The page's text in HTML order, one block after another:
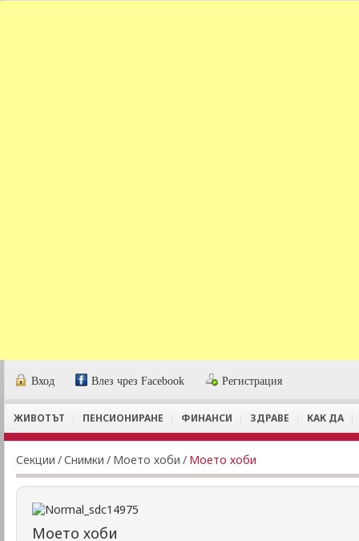
Вход Влез чрез Facebook Регистрация
ЖИВОТЪТ ПЕНСИОНИРАНЕ ФИНАНСИ ЗДРАВЕ КАК ДА
Секции /Снимки / Моето хоби / Моето хоби
Моето хоби